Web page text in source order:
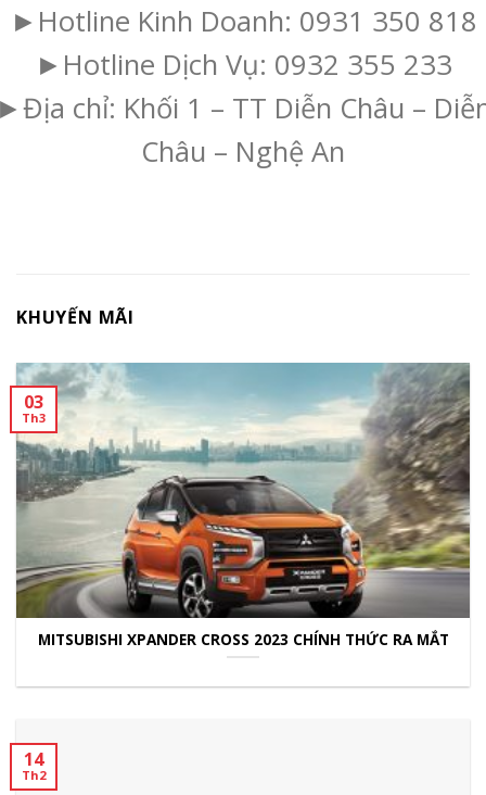
►Hotline Kinh Doanh: 0931 350 818
►Hotline Dịch Vụ: 0932 355 233
chỉ: Khối 1 – TT Diễn Châu –
Châu – Nghệ An
KHUYẾN MÃI
MITSUBISHI XPANDER CROSS 2023 CHÍNH THỨC RA MẮT
03
Th3
14
Th2